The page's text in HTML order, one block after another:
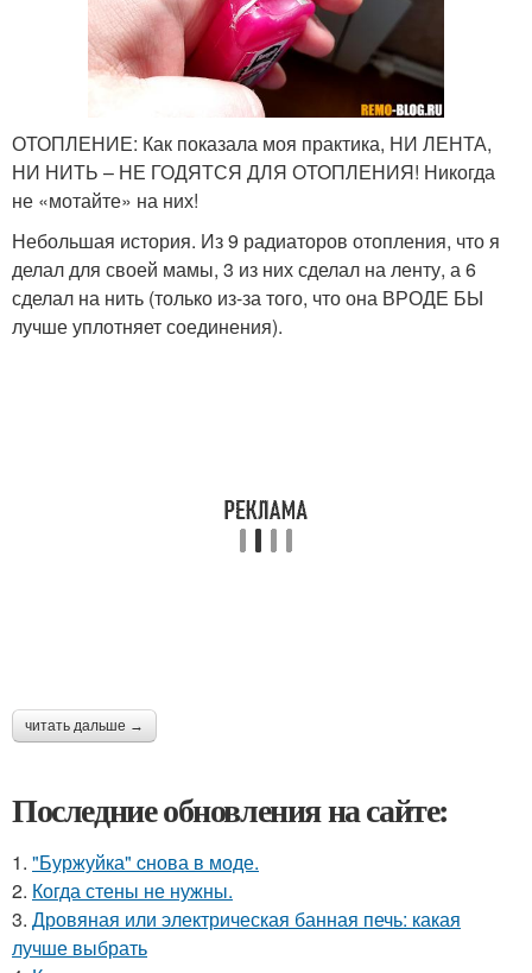
ОТОПЛЕНИЕ: Как показала моя практика, НИ ЛЕНТА,
НИ НИТЬ – НЕ ГОДЯТСЯ ДЛЯ ОТОПЛЕНИЯ! Никогда
не «мотайте» на них!
Небольшая история. Из 9 радиаторов отопления, что я
делал для своей мамы, 3 из них сделал на ленту, а 6
сделал на нить (только из-за того, что она ВРОДЕ БЫ
лучше уплотняет соединения).
читать дальше →
Последние обновления на сайте:
1. "Буржуйка" cнова в моде.
2. Когда стены не нужны.
3. Дровяная или электрическая банная печь: какая
лучше выбрать